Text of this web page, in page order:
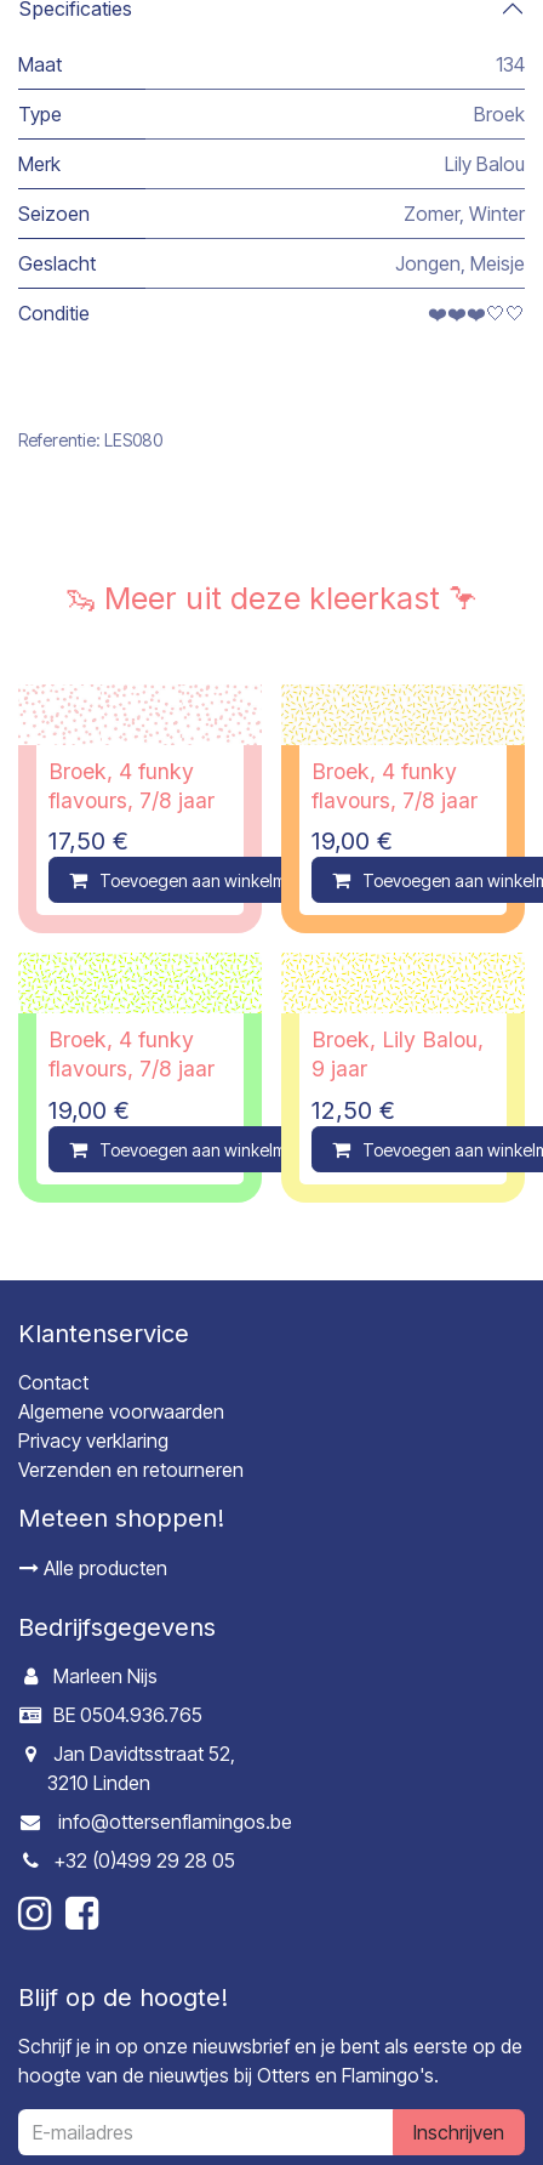
Specificaties
Maat 134
Type Broek
Merk Lily Balou
Seizoen Zomer, Winter
Geslacht Jongen, Meisje
Conditie ❤️❤️❤️🤍🤍
Referentie: LES080
🦦 Meer uit deze kleerkast 🦩
Broek, 4 funky
flavours, 7/8 jaar
17,50 €
Toevoegen aan winkelmandje Compare
Broek, 4 funky
flavours, 7/8 jaar
19,00 €
Toevoegen aan
Broek, 4 funky
flavours, 7/8 jaar
19,00 €
Toevoegen aan winkelmandje Compare
Broek, Lily Balou,
9 jaar
12,50 €
Toevoegen aan
Klantenservice
Contact
Algemene voorwaarden
Privacy verklaring
Verzenden en retourneren
Meteen shoppen!
Alle producten
Bedrijfsgegevens
Marleen Nijs
BE 0504.936.765
Jan Davidtsstraat 52,
3210 Linden
info@ottersenflamingos.be
+32 (0)499 29 28 05
Blijf op de hoogte!
Schrijf je in op onze nieuwsbrief en je bent als eerste op de
hoogte van de nieuwtjes bij Otters en Flamingo's.
Inschrijven